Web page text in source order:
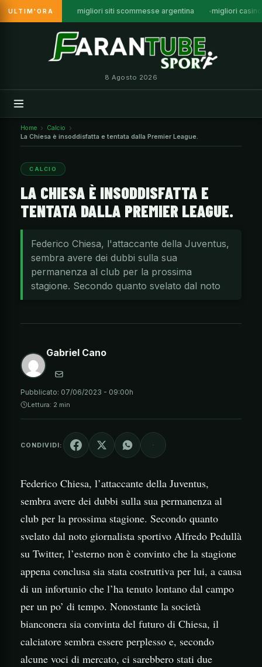
ULTIM'ORA migliori siti scommesse argentina migliori
8 Agosto 2026
Home
Calcio
La Chiesa è insoddisfatta e tentata dalla Premier League.
CALCIO
LA CHIESA È INSODDISFATTA E
TENTATA DALLA PREMIER LEAGUE.
Federico Chiesa, l'attaccante della Juventus,
sembra avere dei dubbi sulla sua
permanenza al club per la prossima
stagione. Secondo quanto svelato dal noto
Gabriel Cano
Pubblicato: 07/06/2023 - 09:00h
Lettura: 2 min
CONDIVIDI:
Federico Chiesa, l’attaccante della Juventus,
sembra avere dei dubbi sulla sua permanenza al
club per la prossima stagione. Secondo quanto
svelato dal noto giornalista sportivo Alfredo Pedullà
su Twitter, l’esterno non è convinto che la stagione
appena conclusa sia stata costruttiva per lui, a causa
di un infortunio che l’ha tenuto lontano dal campo
per un po’ di tempo. Nonostante la società
bianconera sia convinta del futuro di Chiesa, il
calciatore sembra essere perplesso e, secondo
alcune voci di mercato, ci sarebbero stati due